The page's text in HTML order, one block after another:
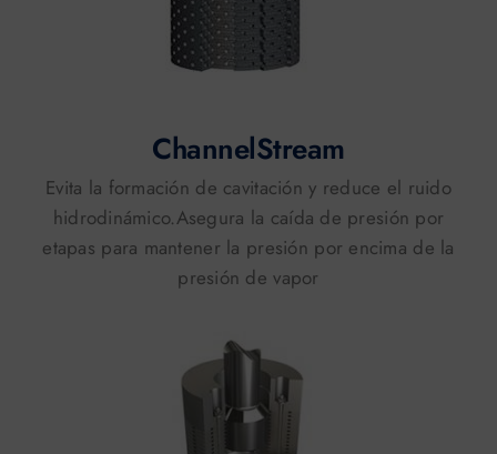
ChannelStream
Evita la formación de cavitación y reduce el ruido
hidrodinámico.Asegura la caída de presión por
etapas para mantener la presión por encima de la
presión de vapor